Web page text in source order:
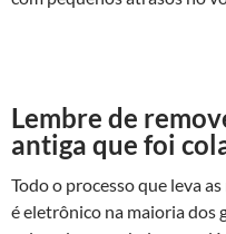
Lembre de
antiga que foi
Todo o processo que leva
é eletrônico na maioria dos